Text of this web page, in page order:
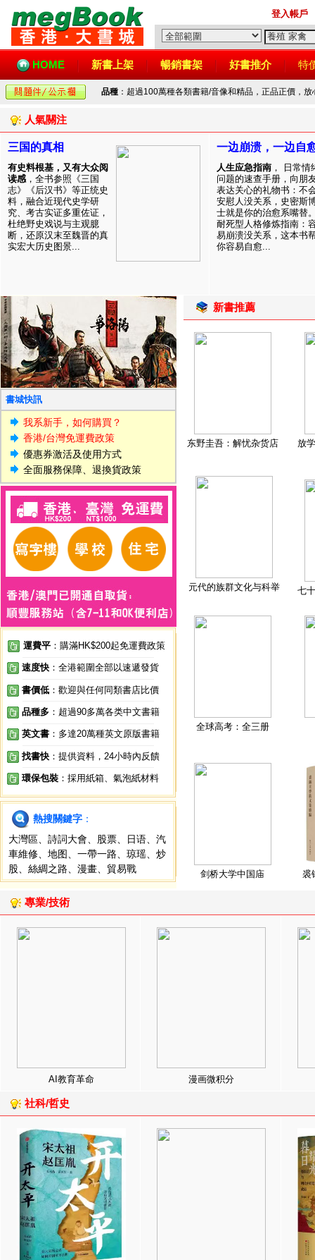
登入帳戶
HOME 新書上架 暢銷書架 好書推介 特
品種 ：超過100萬種各類書籍/音像和精品，正品正價，
人氣關注
三国的真相
有史料根基，又有大众阅
读感 ，全书参照《三国
志》《后汉书》等正统史
料，融合近现代史学研
究、考古实证多重佐证，
杜绝野史戏说与主观臆
断，还原汉末至魏晋的真
实宏大历史图景...
一边崩溃，一边自
人生应急指南 ， 日常情
问题的速查手册，向朋
表达关心的礼物书：不
安慰人没关系，史密斯
士就是你的治愈系嘴替
耐死型人格修炼指南：
易崩溃没关系，这本书
你容易自愈...
書城快訊
我系新手，如何購買？
香港/台灣免運費政策
優惠券激活及使用方式
全面服務保障、退換貨政策
運費平 ：購滿HK$200起免運費政策
速度快 ：全港範圍全部以速遞發貨
書價低 ：歡迎與任何同類書店比價
品種多 ：超過90多萬各类中文書籍
英文書 ：多達20萬種英文原版書籍
找書快 ：提供資料，24小時內反饋
環保包裝 ：採用紙箱、氣泡紙材料
熱搜關鍵字 ：
大灣區
詩詞大會 股票 日语
汽
車維修
地图 一帶一路 琼瑶
炒
股
絲綢之路 漫畫 貿易戰
新書推薦
东野圭吾：解忧杂货店 放
元代的族群文化与科举 七
全球高考：全三册
剑桥大学中国庙 裘
專業/技術
AI教育革命 漫画微积分
社科/哲史